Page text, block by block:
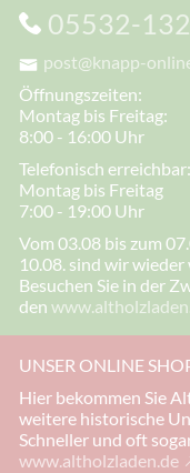
05532-
post@knapp-
Öffnungszeiten:
Montag bis Freitag:
8:00 - 16:00 Uhr
Telefonisch erreichbar:
Montag bis Freitag
7:00 - 19:00 Uhr
Vom 03.08 bis zum
10.08. sind wir
Besuchen Sie in der
den
UNSER ONLINE
Hier bekommen Sie
weitere historische
Schneller und oft
www.altholzladen.de